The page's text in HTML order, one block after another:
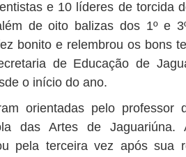
e 10 líderes de torcida
de oito balizas dos 1º e
bonito e relembrou os bons
de Educação de
o início do ano.
orientadas pelo professor
das Artes de Jaguariúna.
pela terceira vez após sua